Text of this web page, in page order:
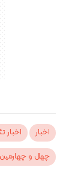
اخبار اخبار
چهل و چهارمین